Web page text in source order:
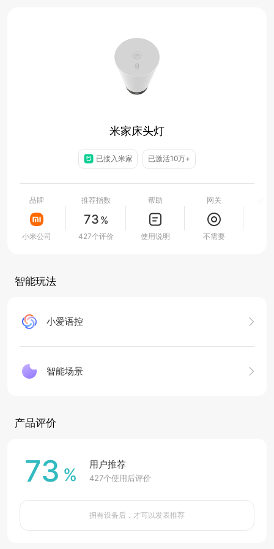
米家床头灯
已接入米家 已激活10万+
品牌
小米公司
推荐指数
73 %
427个评价
帮助
使用说明
网关
不需要
智能玩法
小爱语控
智能场景
产品评价
73 % 用户推荐
427个使用后评价
拥有设备后，才可以发表推荐